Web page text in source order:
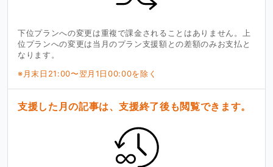
下位プランへの変更は重複で課金されることはありません。上
位プランへの変更は当月のプラン支援額との差額のみお支払と
なります。
※月末日21:00〜翌月1日00:00を除く
支援した月の記事は、支援終了後も閲覧できます。